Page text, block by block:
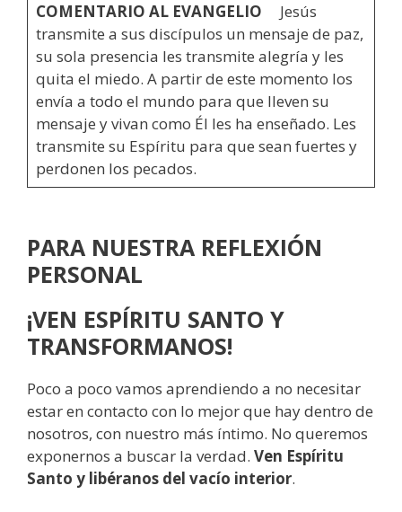
COMENTARIO AL EVANGELIO
Jesús
transmite a sus discípulos un mensaje de paz,
su sola presencia les transmite alegría y les
quita el miedo. A partir de este momento los
envía a todo el mundo para que lleven su
mensaje y vivan como Él les ha enseñado. Les
transmite su Espíritu para que sean fuertes y
perdonen los pecados.
PARA NUESTRA REFLEXIÓN
PERSONAL
¡VEN ESPÍRITU SANTO Y
TRANSFORMANOS!
Poco a poco vamos aprendiendo a no necesitar
estar en contacto con lo mejor que hay dentro de
nosotros, con nuestro más íntimo. No queremos
exponernos a buscar la verdad. Ven Espíritu
Santo y libéranos del vacío interior.